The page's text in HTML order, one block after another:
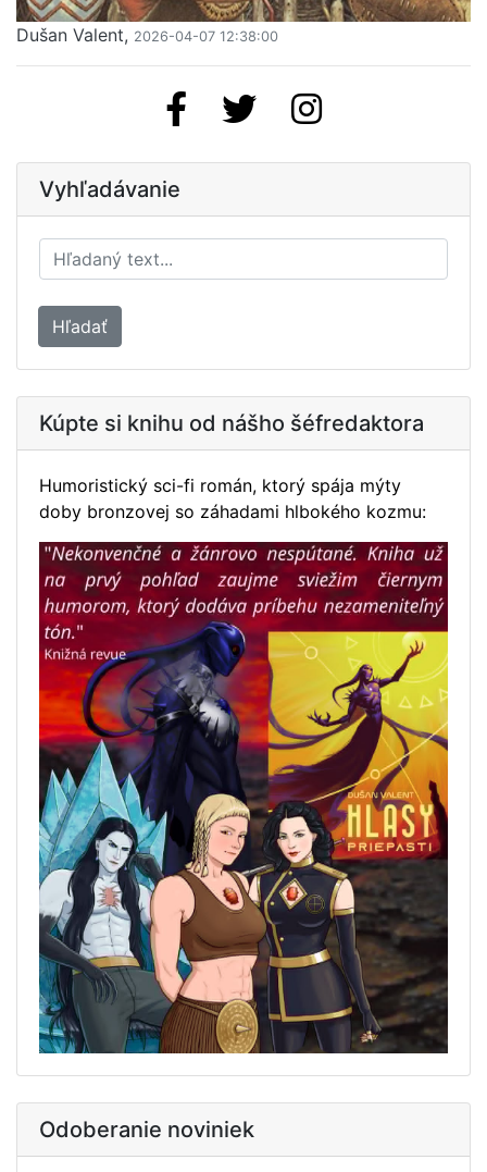
Dušan Valent, 2026-04-07 12:38:00
Vyhľadávanie
Hľadať
Kúpte si knihu od nášho šéfredaktora
Humoristický sci-fi román, ktorý spája mýty
doby bronzovej so záhadami hlbokého kozmu:
Odoberanie noviniek